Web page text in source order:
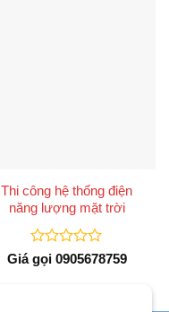
Thi công hệ thống điện
năng lượng mặt trời
Được
xếp
Giá gọi 0905678759